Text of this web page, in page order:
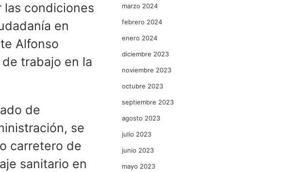
las condiciones
en
Alfonso
trabajo en la
de
se
carretero de
sanitario en
marzo 2024
febrero 2024
enero 2024
diciembre 2023
noviembre 2023
octubre 2023
septiembre 2023
agosto 2023
julio 2023
junio 2023
mayo 2023